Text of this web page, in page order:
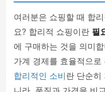
여러분은 쇼핑할 때 합
요? 합리적 쇼핑이란 필
에 구매하는 것을 의미
가계 경제를 효율적으
합리적인 소비 란 단순히